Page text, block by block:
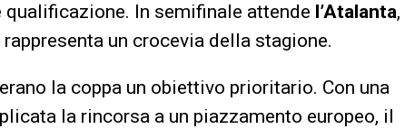
In semifinale attende l’Atalanta,
un crocevia della stagione.
la coppa un obiettivo prioritario. Con una
la rincorsa a un piazzamento europeo, il